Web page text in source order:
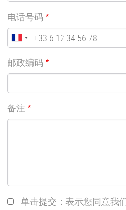
电话号码
邮政编码
备注
单击提交：表示您同意我